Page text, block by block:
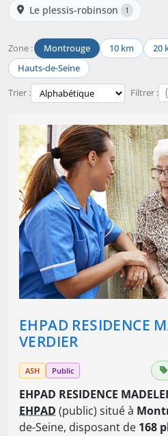
Le plessis-robinson 1
Zone : Montrouge 10 km 20
Hauts-de-Seine
Trier : Filtrer :
EHPAD RESIDENCE
VERDIER
ASH Public
EHPAD RESIDENCE
EHPAD (public) situé à
de-Seine, disposant de 168